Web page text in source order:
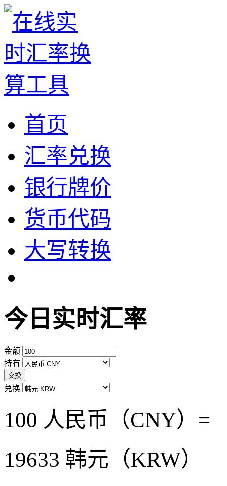
首页
汇率兑换
银行牌价
货币代码
大写转换
今日实时汇率
金额
持有
交换
兑换
100 人民币（CNY）=
19633 韩元（KRW）